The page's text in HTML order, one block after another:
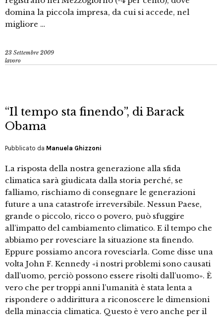
domina la piccola impresa, da cui si accede, nel
migliore …
23 Settembre 2009
lavoro
“Il tempo sta finendo”, di Barack
Obama
Pubblicato da Manuela Ghizzoni
La risposta della nostra generazione alla sfida
climatica sarà giudicata dalla storia perché, se
falliamo, rischiamo di consegnare le generazioni
future a una catastrofe irreversibile. Nessun Paese,
grande o piccolo, ricco o povero, può sfuggire
all’impatto del cambiamento climatico. E il tempo che
abbiamo per rovesciare la situazione sta finendo.
Eppure possiamo ancora rovesciarla. Come disse una
volta John F. Kennedy «i nostri problemi sono causati
dall’uomo, perciò possono essere risolti dall’uomo». È
vero che per troppi anni l’umanità è stata lenta a
rispondere o addirittura a riconoscere le dimensioni
della minaccia climatica. Questo è vero anche per il